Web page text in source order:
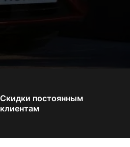
Скидки постоянным
клиентам